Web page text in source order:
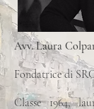
Avv. Laura
Fondatrice di
Classe 1964,